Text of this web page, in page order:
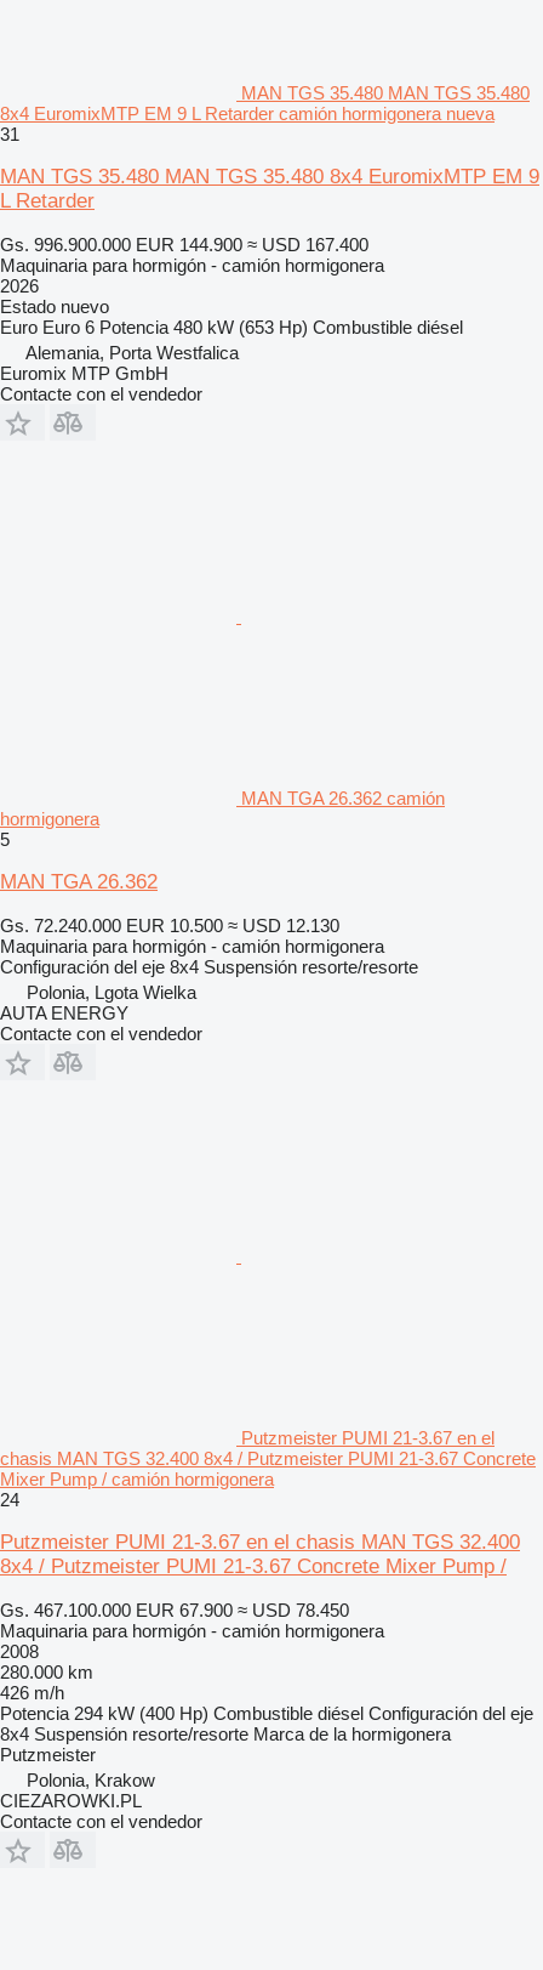
MAN TGS 35.480 MAN TGS 35.480
8x4 EuromixMTP EM 9 L Retarder camión hormigonera nueva
31
MAN TGS 35.480 MAN TGS 35.480 8x4 EuromixMTP EM 9
L Retarder
Gs. 996.900.000 EUR 144.900 ≈ USD 167.400
Maquinaria para hormigón - camión hormigonera
2026
Estado nuevo
Euro Euro 6 Potencia 480 kW (653 Hp) Combustible diésel
Alemania, Porta Westfalica
Euromix MTP GmbH
Contacte con el vendedor
MAN TGA 26.362 camión
hormigonera
5
MAN TGA 26.362
Gs. 72.240.000 EUR 10.500 ≈ USD 12.130
Maquinaria para hormigón - camión hormigonera
Configuración del eje 8x4 Suspensión resorte/resorte
Polonia, Lgota Wielka
AUTA ENERGY
Contacte con el vendedor
Putzmeister PUMI 21-3.67 en el
chasis MAN TGS 32.400 8x4 / Putzmeister PUMI 21-3.67 Concrete
Mixer Pump / camión hormigonera
24
Putzmeister PUMI 21-3.67 en el chasis MAN TGS 32.400
8x4 / Putzmeister PUMI 21-3.67 Concrete Mixer Pump /
Gs. 467.100.000 EUR 67.900 ≈ USD 78.450
Maquinaria para hormigón - camión hormigonera
2008
280.000 km
426 m/h
Potencia 294 kW (400 Hp) Combustible diésel Configuración del eje
8x4 Suspensión resorte/resorte Marca de la hormigonera
Putzmeister
Polonia, Krakow
CIEZAROWKI.PL
Contacte con el vendedor